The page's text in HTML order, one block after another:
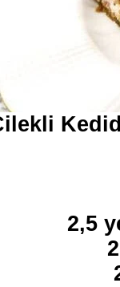
2,5